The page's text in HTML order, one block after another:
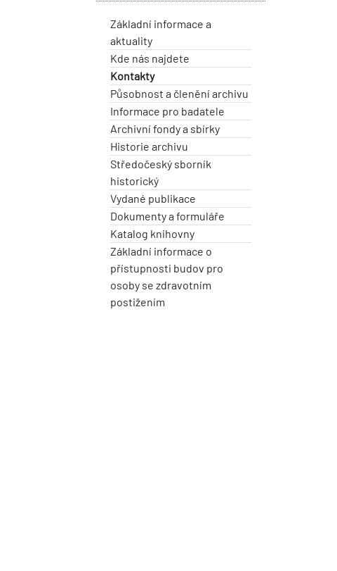
Základní informace a
aktuality
Kde nás najdete
Kontakty
Působnost a členění archivu
Informace pro badatele
Archivní fondy a sbírky
Historie archivu
Středočeský sborník
historický
Vydané publikace
Dokumenty a formuláře
Katalog knihovny
Základní informace o
přístupnosti budov pro
osoby se zdravotním
postižením